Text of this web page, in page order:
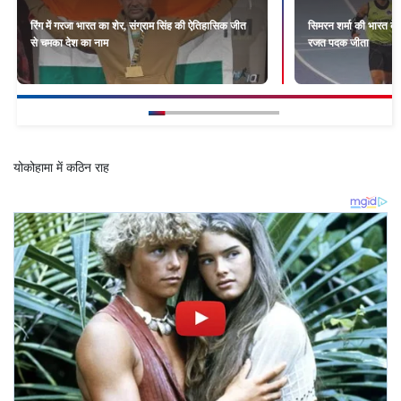
रिंग में गरजा भारत का शेर, संग्राम सिंह की ऐतिहासिक जीत
से चमका देश का नाम
सिमरन शर्मा की भारत के
रजत पदक जीता
योकोहामा में कठिन राह